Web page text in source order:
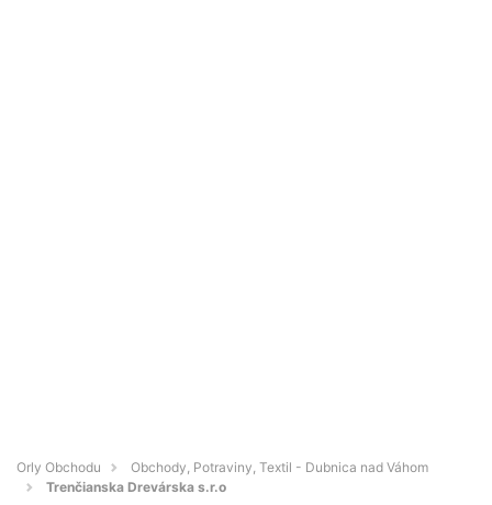
Orly Obchodu
Obchody, Potraviny, Textil - Dubnica nad Váhom
Trenčianska Drevárska s.r.o